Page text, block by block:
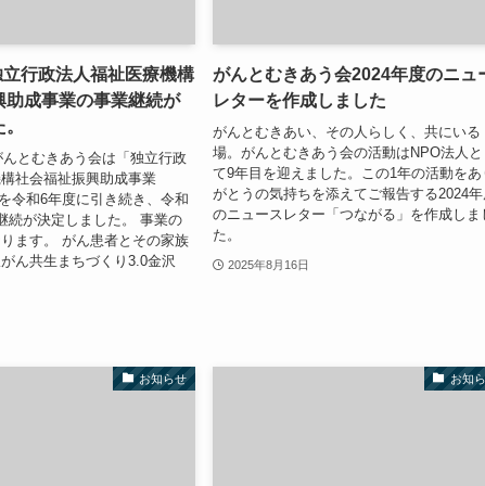
行政法人福祉医療機構
助成事業の事業継続が
とむきあう会は「独立行政
社会福祉振興助成事業
令和6年度に引き続き、令和
続が決定しました。 事業の
ます。 がん患者とその家族
ん共生まちづくり3.0金沢
がんとむきあう会2024年度のニュ
レターを作成しました
がんとむきあい、その人らしく、共にいる
場。がんとむきあう会の活動はNPO法人
て9年目を迎えました。この1年の活動をあ
がとうの気持ちを添えてご報告する2024
のニュースレター「つながる」を作成しま
た。
2025年8月16日
お知らせ お知